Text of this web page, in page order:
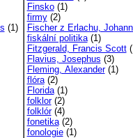
(1)
Finsko(1)
firmy(2)
Fischer z Erlachu,
fiskální politika(1)
Fitzgerald, Francis Scott
Flavius, Josephus (3)
Fleming, Alexander(1)
flóra(2)
Florida(1)
folklor(2)
folklór(4)
fonetika(2)
fonologie(1)